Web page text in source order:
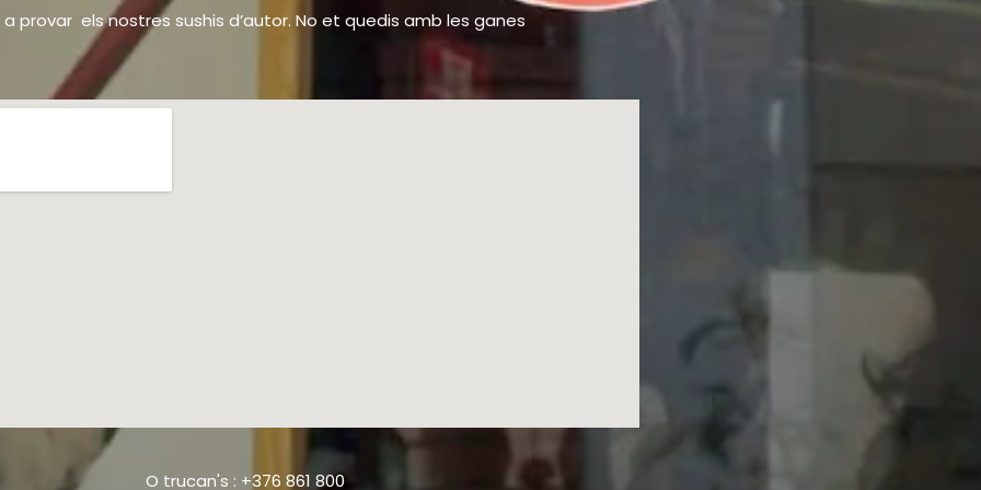
a provar els nostres sushis d’autor. No et quedis amb les ganes
O trucan's : +376 861 800